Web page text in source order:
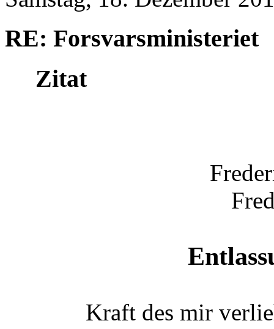
RE: Forsvarsministeriet
Zitat
Kraft des mir